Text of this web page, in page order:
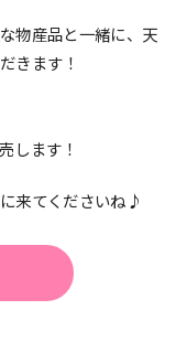
物産品と一緒に、天
きます！
します！
来てくださいね♪